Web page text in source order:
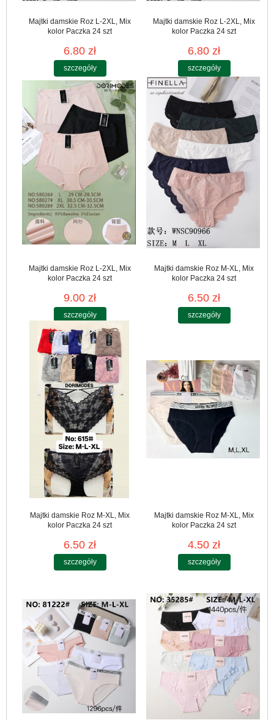
Majtki damskie Roz L-2XL, Mix
kolor Paczka 24 szt
6.80 zł
szczegóły
Majtki damskie Roz L-2XL, Mix
kolor Paczka 24 szt
6.80 zł
szczegóły
Majtki damskie Roz L-2XL, Mix
kolor Paczka 24 szt
9.00 zł
szczegóły
Majtki damskie Roz M-XL, Mix
kolor Paczka 24 szt
6.50 zł
szczegóły
Majtki damskie Roz M-XL, Mix
kolor Paczka 24 szt
6.50 zł
szczegóły
Majtki damskie Roz M-XL, Mix
kolor Paczka 24 szt
4.50 zł
szczegóły